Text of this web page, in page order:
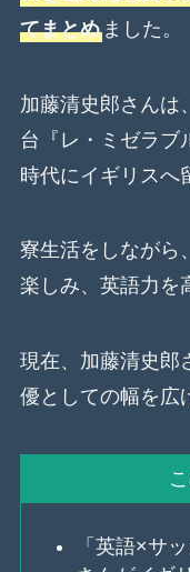
てまとめました。
加藤清史郎さんは
台『レ・ミゼラブ
時代にイギリスへ
寮生活をしながら
楽しみ、英語力を
現在、加藤清史郎
優としての幅を広
「英語×サ